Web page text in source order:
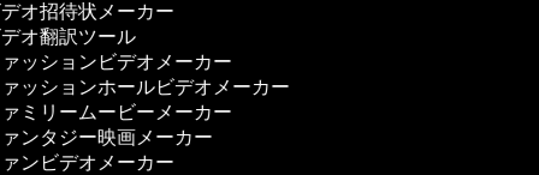
オ招待状メーカー
オ翻訳ツール
ッションビデオメーカー
ッションホールビデオメーカー
ミリームービーメーカー
ンタジー映画メーカー
ンビデオメーカー